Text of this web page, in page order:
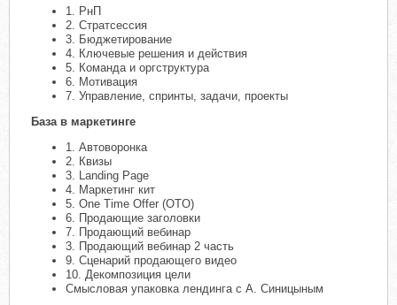
1. РнП
2. Стратсессия
3. Бюджетирование
4. Ключевые решения и действия
5. Команда и оргструктура
6. Мотивация
7. Управление, спринты, задачи, проекты
База в маркетинге
1. Автоворонка
2. Квизы
3. Landing Page
4. Маркетинг кит
5. One Time Offer (OTO)
6. Продающие заголовки
7. Продающий вебинар
3. Продающий вебинар 2 часть
9. Сценарий продающего видео
10. Декомпозиция цели
Смысловая упаковка лендинга с А. Синицыным